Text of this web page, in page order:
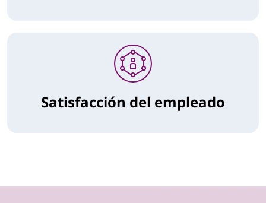
Satisfacción del empleado